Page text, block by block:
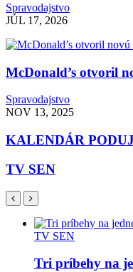
Spravodajstvo
JÚL 17, 2026
McDonald’s otvoril
Spravodajstvo
NOV 13, 2025
KALENDÁR
TV SEN
TV SEN
Tri príbehy na